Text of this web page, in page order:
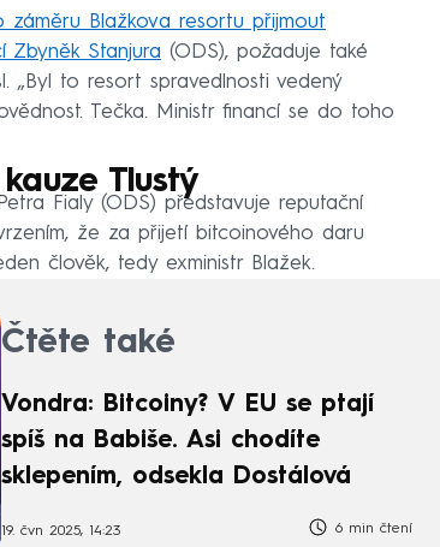
záměru Blažkova resortu přijmout
Zbyněk Stanjura (ODS), požaduje také
„Byl to resort spravedlnosti vedený
Tečka. Ministr financí se do toho
Tlustý
Fialy (ODS) představuje reputační
že za přijetí bitcoinového daru
člověk, tedy exministr Blažek.
Čtěte také
Vondra: Bitcoiny? V EU se ptají
spíš na Babiše. Asi chodíte
sklepením, odsekla Dostálová
19. čvn 2025, 14:23 6 min čtení